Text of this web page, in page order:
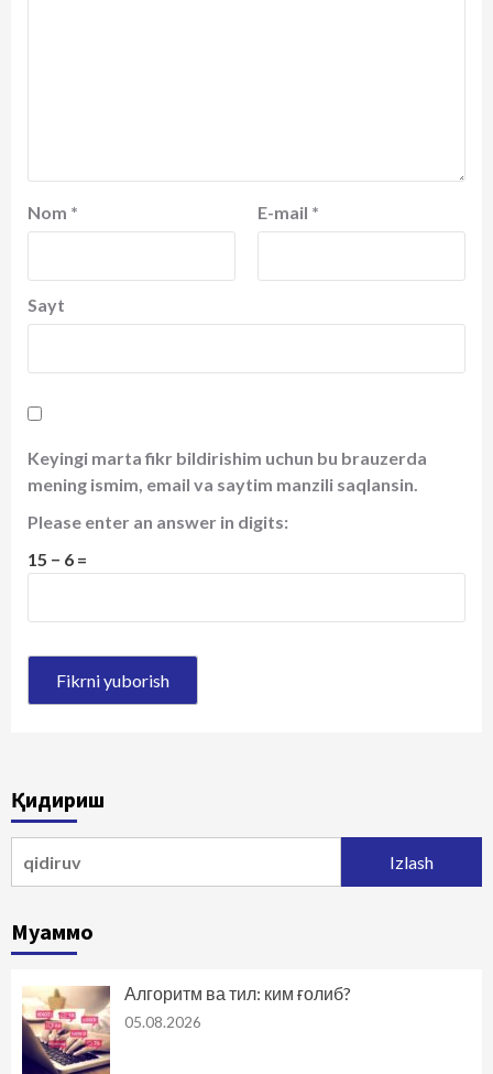
Nom * E-mail *
Sayt
Keyingi marta fikr bildirishim uchun bu brauzerda
mening ismim, email va saytim manzili saqlansin.
Please enter an answer in digits:
15 − 6 =
Қидириш
Муаммо
Алгоритм ва тил: ким ғолиб?
05.08.2026